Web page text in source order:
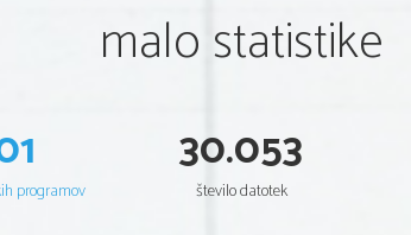
malo statistike
programov
30.053
število datotek